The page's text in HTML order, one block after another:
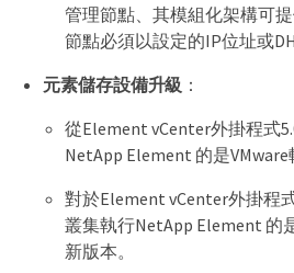
管理節點、其模組化架構可
節點必須以設定的IP位址或
元素儲存設備升級 ：
從Element vCenter外掛程式
NetApp Element 的是VMware
對於Element vCenter外掛程
叢集執行NetApp Element 的
新版本。